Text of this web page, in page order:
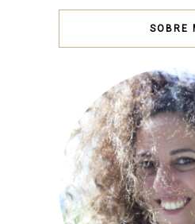
SOBRE